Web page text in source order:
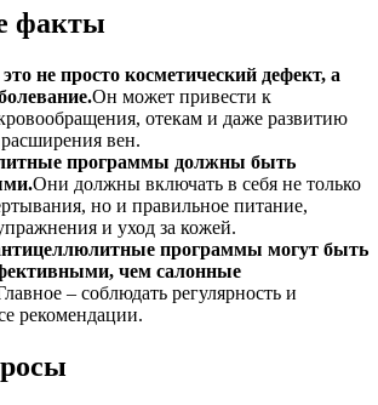
факты
не просто косметический дефект, а
Он может привести к
отекам и даже развитию
вен.
программы должны быть
Они должны включать в себя не только
но и правильное питание,
и уход за кожей.
программы могут быть
чем салонные
– соблюдать регулярность и
рекомендации.